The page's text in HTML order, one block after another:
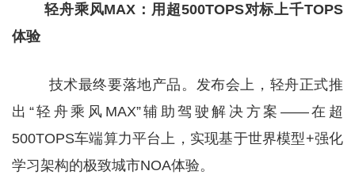
轻舟乘风MAX：用超500TOPS对标上千TOPS
体验
技术最终要落地产品。发布会上，轻舟正式推
出“轻舟乘风MAX”辅助驾驶解决方案——在超
500TOPS车端算力平台上，实现基于世界模型+强化
学习架构的极致城市NOA体验。